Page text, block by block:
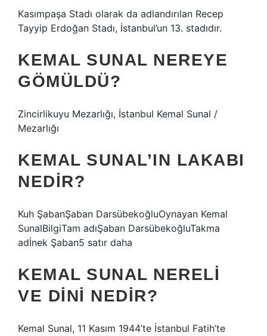
Kasımpaşa Stadı olarak da adlandırılan Recep
Tayyip Erdoğan Stadı, İstanbul’un 13. stadıdır.
KEMAL SUNAL NEREYE
GÖMÜLDÜ?
Zincirlikuyu Mezarlığı, İstanbul Kemal Sunal /
Mezarlığı
KEMAL SUNAL’IN LAKABI
NEDIR?
Kuh ŞabanŞaban DarsübekoğluOynayan Kemal
SunalBilgiTam adıŞaban DarsübekoğluTakma
adİnek Şaban5 satır daha
KEMAL SUNAL NERELI
VE DINI NEDIR?
Kemal Sunal, 11 Kasım 1944’te İstanbul Fatih’te